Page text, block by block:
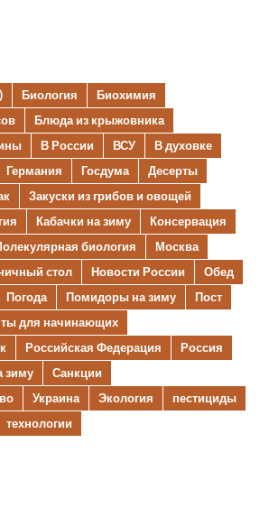
Биология
Биохимия
Блюда из крыжовника
В России ВСУ
В духовке
Германия Госдума
Десерты
Закуски из грибов и овощей
Кабачки на зиму
Консервация
биология
Москва
стол Новости России
Обед
Погода Помидоры на зиму
Пост
для начинающих
Российская Федерация
Россия
зиму
Санкции
Украина Экология
пестициды
технологии